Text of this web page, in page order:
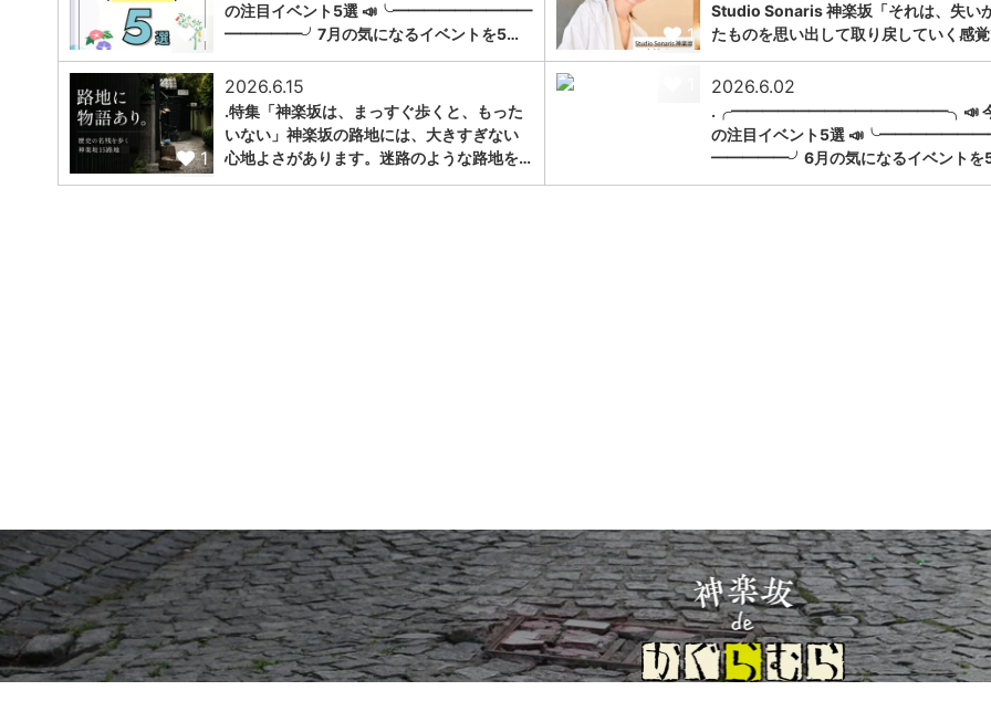
1
の注目イベント5選 📣╰━━━━━━━━━
━━━━━╯7月の気になるイベントを5…
1
Studio Sonaris 神楽坂「それは、失い
たものを思い出して取り戻していく感
1
2026.6.15
.特集「神楽坂は、まっすぐ歩くと、もった
いない」神楽坂の路地には、大きすぎない
心地よさがあります。迷路のような路地を…
2026.6.02
.╭━━━━━━━━━━━━━━╮📣 今
の注目イベント5選
━━━━━╯6月の気になるイベントを